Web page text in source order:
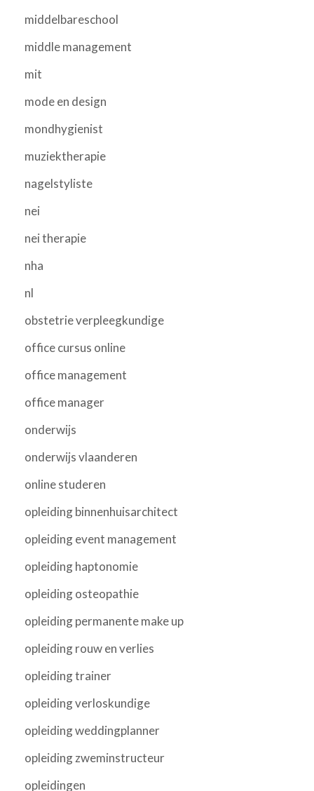
middelbareschool
middle management
mit
mode en design
mondhygienist
muziektherapie
nagelstyliste
nei
nei therapie
nha
nl
obstetrie verpleegkundige
office cursus online
office management
office manager
onderwijs
onderwijs vlaanderen
online studeren
opleiding binnenhuisarchitect
opleiding event management
opleiding haptonomie
opleiding osteopathie
opleiding permanente make up
opleiding rouw en verlies
opleiding trainer
opleiding verloskundige
opleiding weddingplanner
opleiding zweminstructeur
opleidingen